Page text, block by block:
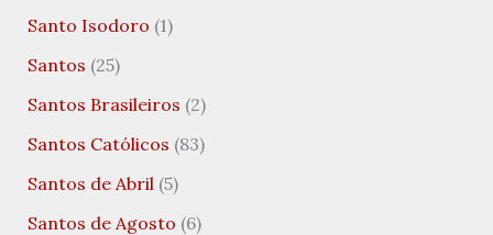
Santo Isodoro (1)
Santos (25)
Santos Brasileiros (2)
Santos Católicos (83)
Santos de Abril (5)
Santos de Agosto (6)